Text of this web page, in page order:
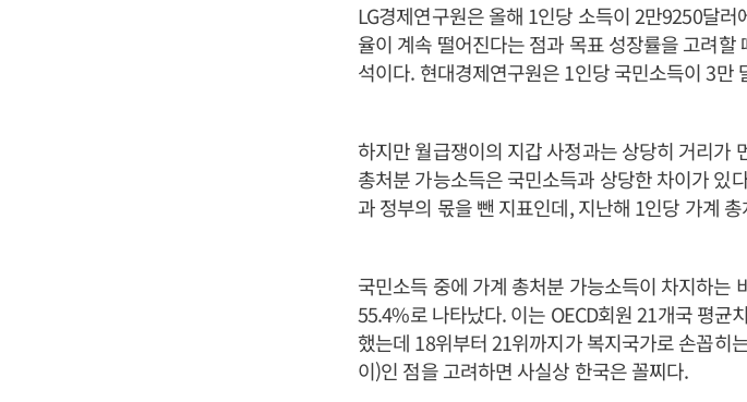
LG경제연구원은 올해 1인당 소득이 2만9250달
율이 계속 떨어진다는 점과 목표 성장률을 고려
석이다. 현대경제연구원은 1인당 국민소득이 3만
하지만 월급쟁이의 지갑 사정과는 상당히 거리가
총처분 가능소득은 국민소득과 상당한 차이가 있
과 정부의 몫을 뺀 지표인데, 지난해 1인당 가계
국민소득 중에 가계 총처분 가능소득이 차지하는
55.4%로 나타났다. 이는 OECD회원 21개국 평균
했는데 18위부터 21위까지가 복지국가로 손꼽히
이)인 점을 고려하면 사실상 한국은 꼴찌다.